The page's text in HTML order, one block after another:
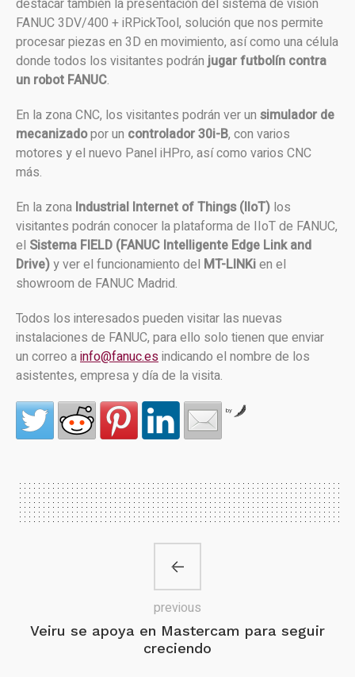
destacar también la presentación del sistema de visión
FANUC 3DV/400 + iRPickTool, solución que nos permite
procesar piezas en 3D en movimiento, así como una célula
donde todos los visitantes podránjugar futbolín contra
un robot FANUC.
En la zona CNC, los visitantes podrán ver un simulador de
mecanizadopor un controlador 30i-B, con varios
motores y el nuevo Panel iHPro, así como varios CNC
más.
En la zona Industrial Internet of Things (IIoT) los
visitantes podrán conocer la plataforma de IIoT de FANUC,
el Sistema FIELD (FANUC Intelligente Edge Link and
Drive)y ver el funcionamiento del MT-LINKien el
showroom de FANUC Madrid.
Todos los interesados pueden visitar las nuevas
instalaciones de FANUC, para ello solo tienen que enviar
un correo ainfo@fanuc.esindicando el nombre de los
asistentes, empresa y día de la visita.
by
Veiru se apoya en Mastercam para seguir
creciendo
previous